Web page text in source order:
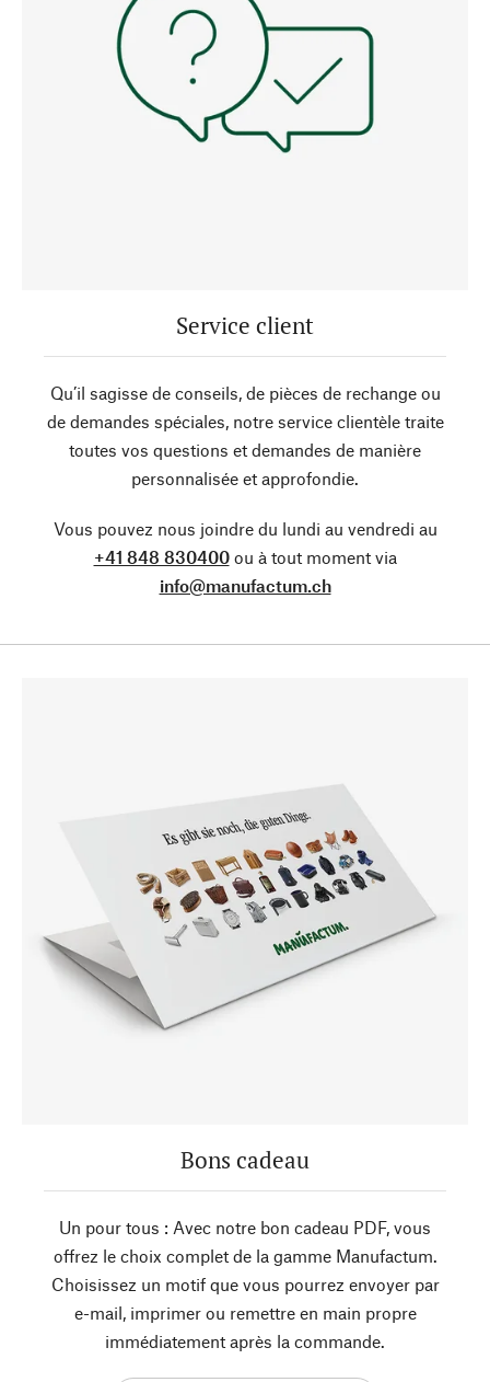
Service client
Qu’il sagisse de conseils, de pièces de rechange ou
de demandes spéciales, notre service clientèle traite
toutes vos questions et demandes de manière
personnalisée et approfondie.
Vous pouvez nous joindre du lundi au vendredi au
+41 848 830400ou à tout moment via
info@manufactum.ch
Bons cadeau
Un pour tous : Avec notre bon cadeau PDF, vous
offrez le choix complet de la gamme Manufactum.
Choisissez un motif que vous pourrez envoyer par
e-mail, imprimer ou remettre en main propre
immédiatement après la commande.